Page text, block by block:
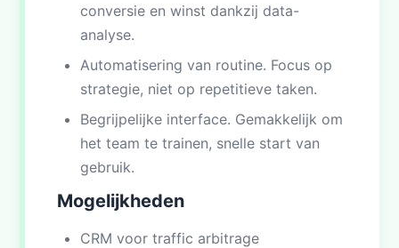
conversie en winst dankzij data-
analyse.
Automatisering van routine. Focus op
strategie, niet op repetitieve taken.
Begrijpelijke interface. Gemakkelijk om
het team te trainen, snelle start van
gebruik.
Mogelijkheden
CRM voor traffic arbitrage